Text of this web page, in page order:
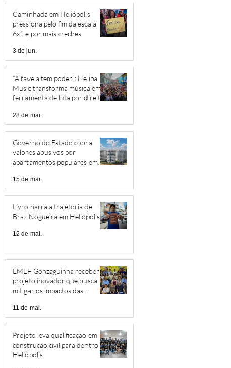
Caminhada em Heliópolis
pressiona pelo fim da escala
6x1 e por mais creches
3 de jun.
“A favela tem poder”: Helipa
Music transforma música em
ferramenta de luta por direitos
28 de mai.
Governo do Estado cobra
valores abusivos por
apartamentos populares em
15 de mai.
Livro narra a trajetória de
Braz Nogueira em Heliópolis
12 de mai.
EMEF Gonzaguinha receberá
projeto inovador que busca
mitigar os impactos das
11 de mai.
Projeto leva qualificação em
construção civil para dentro de
Heliópolis